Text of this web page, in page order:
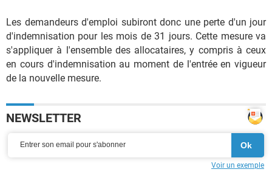
Les demandeurs d'emploi subiront donc une perte d'un jour
d'indemnisation pour les mois de 31 jours. Cette mesure va
s'appliquer à l'ensemble des allocataires, y compris à ceux
en cours d'indemnisation au moment de l'entrée en vigueur
de la nouvelle mesure.
NEWSLETTER
Voir un exemple